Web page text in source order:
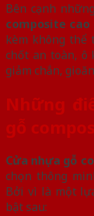
Bên cạnh
composite cao
kèm không thể
chốt an toàn, ô
giảm chắn,
Những
gỗ
Cửa nhựa gỗ
chọn thông
Bởi vì là một
bật sau: